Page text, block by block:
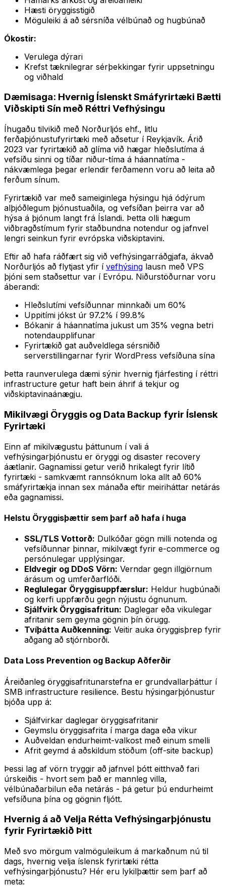
Hæsti öryggisstigið
Möguleiki á að sérsníða vélbúnað og hugbúnað
Ókostir:
Verulega dýrari
Krefst tæknilegrar sérþekkingar fyrir uppsetningu
og viðhald
Dæmisaga: Hvernig Íslenskt Smáfyrirtæki Bætti
Viðskipti Sín með Réttri Vefhýsingu
Íhugaðu tilvikið með Norðurljós ehf., litlu
ferðaþjónustufyrirtæki með aðsetur í Reykjavík. Árið
2023 var fyrirtækið að glíma við hægar hleðslutíma á
vefsíðu sinni og tíðar niður-tíma á háannatíma -
nákvæmlega þegar erlendir ferðamenn voru að leita að
ferðum sínum.
Fyrirtækið var með sameiginlega hýsingu hjá ódýrum
alþjóðlegum þjónustuaðila, og vefsíðan þeirra var að
hýsa á þjónum langt frá Íslandi. Þetta olli hægum
viðbragðstímum fyrir staðbundna notendur og jafnvel
lengri seinkun fyrir evrópska viðskiptavini.
Eftir að hafa ráðfært sig við vefhýsingarráðgjafa, ákvað
Norðurljós að flytjast yfir í vefhýsing lausn með VPS
þjóni sem staðsettur var í Evrópu. Niðurstöðurnar voru
áberandi:
Hleðslutími vefsíðunnar minnkaði um 60%
Uppitími jókst úr 97.2% í 99.8%
Bókanir á háannatíma jukust um 35% vegna betri
notendaupplifunar
Fyrirtækið gat auðveldlega sérsniðið
serverstillingarnar fyrir WordPress vefsíðuna sína
Þetta raunverulega dæmi sýnir hvernig fjárfesting í réttri
infrastructure getur haft bein áhrif á tekjur og
viðskiptavinaánægju.
Mikilvægi Öryggis og Data Backup fyrir Íslensk
Fyrirtæki
Einn af mikilvægustu þáttunum í vali á
vefhýsingarþjónustu er öryggi og disaster recovery
áætlanir. Gagnamissi getur verið hrikalegt fyrir lítið
fyrirtæki - samkvæmt rannsóknum loka allt að 60%
smáfyrirtækja innan sex mánaða eftir meiriháttar netárás
eða gagnamissi.
Helstu Öryggisþættir sem þarf að hafa í huga
SSL/TLS Vottorð: Dulkóðar gögn milli notenda og
vefsíðunnar þinnar, mikilvægt fyrir e-commerce og
persónulegar upplýsingar.
Eldvegir og DDoS Vörn: Verndar gegn illgjörnum
árásum og umferðarflóði.
Reglulegar Öryggisuppfærslur: Heldur hugbúnaði
og kerfi uppfærðu gegn nýjustu ógnunum.
Sjálfvirk Öryggisafritun: Daglegar eða vikulegar
afritanir sem geyma gögnin þín örugg.
Tvíþátta Auðkenning: Veitir auka öryggisþrep fyrir
aðgang að stjórnborði.
Data Loss Prevention og Backup Aðferðir
Áreiðanleg öryggisafritunarstefna er grundvallarþáttur í
SMB infrastructure resilience. Bestu hýsingarþjónustur
bjóða upp á:
Sjálfvirkar daglegar öryggisafritanir
Geymslu öryggisafrita í marga daga eða vikur
Auðveldan endurheimt-valkost með einum smelli
Afrit geymd á aðskildum stöðum (off-site backup)
Þessi lag af vörn tryggir að jafnvel þótt eitthvað fari
úrskeiðis - hvort sem það er mannleg villa,
vélbúnaðarbilun eða netárás - þá getur þú endurheimt
vefsíðuna þína og gögnin fljótt.
Hvernig á að Velja Rétta Vefhýsingarþjónustu
fyrir Fyrirtækið Þitt
Með svo mörgum valmöguleikum á markaðnum nú til
dags, hvernig velja íslensk fyrirtæki rétta
vefhýsingarþjónustu? Hér eru lykilþættir sem þarf að
meta: